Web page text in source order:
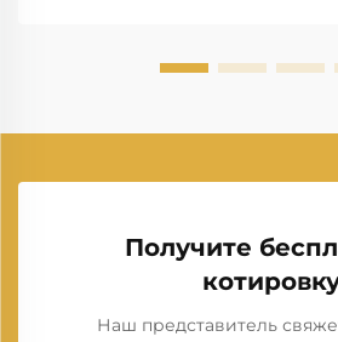
Получите
Наш представитель